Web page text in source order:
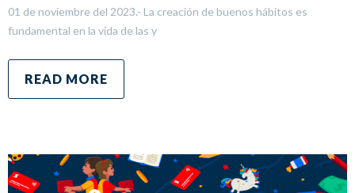
01 de noviembre del 2023.- La creación de buenos hábitos es
fundamental en la vida de las y
READ MORE